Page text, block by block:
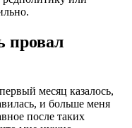
провал
месяц казалось,
и больше меня
после таких